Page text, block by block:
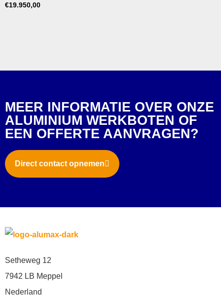
€19.950,00
MEER INFORMATIE OVER ONZE
ALUMINIUM WERKBOTEN OF
EEN OFFERTE AANVRAGEN?
Direct contact opnemen
Setheweg 12
7942 LB Meppel
Nederland